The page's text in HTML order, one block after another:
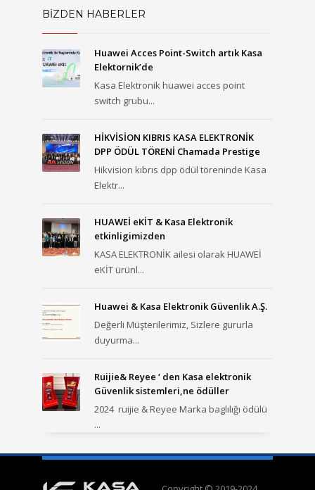
BİZDEN HABERLER
Huawei Acces Point-Switch artık Kasa
Elektornik’de
Kasa Elektronik huawei acces point
switch grubu...
HİKVİSİON KIBRIS KASA ELEKTRONİK
DPP ÖDÜL TÖRENİ Chamada Prestige
Hikvision kıbrıs dpp ödül töreninde Kasa
Elektr...
HUAWEİ eKİT & Kasa Elektronik
etkinligimizden
KASA ELEKTRONİK ailesi olarak HUAWEİ
eKİT ürünl...
Huawei & Kasa Elektronik Güvenlik A.Ş.
Değerli Müşterilerimiz, Sizlere gururla
duyurma...
Ruijie& Reyee ‘ den Kasa elektronik
Güvenlik sistemleri,ne ödüller
2024 ruijie & Reyee Marka baglılığı ödülü
...